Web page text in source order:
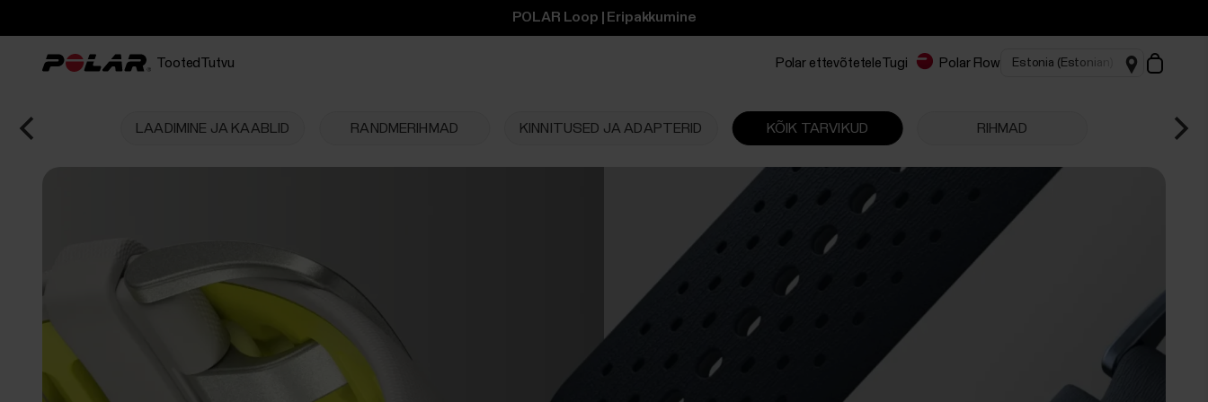
POLAR Loop | Eripakkumine
Tooted Tutvu Polar ettevõteteleTugi Polar Flow
LAADIMINE JA KAABLID RANDMERIHMAD KINNITUSED JA ADAPTERID KÕIK TARVIKUD RIHMAD